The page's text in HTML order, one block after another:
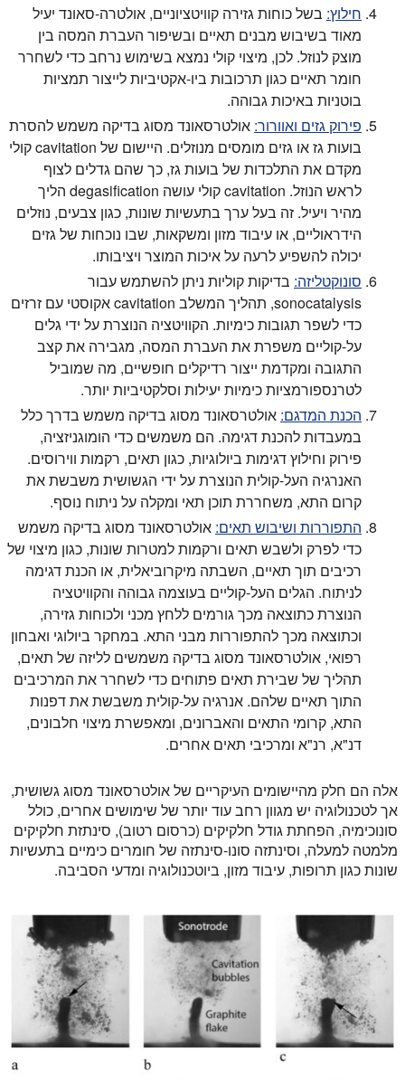
חילוץ: בשל כוחות גזירה קוויטציוניים, אולטרה-סאונד יעיל
מאוד בשיבוש מבנים תאיים ובשיפור העברת המסה בין
מוצק לנוזל. לכן, מיצוי קולי נמצא בשימוש נרחב כדי לשחרר
חומר תאיים כגון תרכובות ביו-אקטיביות לייצור תמציות
בוטניות באיכות גבוהה.
פירוק גזים ואוורור: אולטרסאונד מסוג בדיקה משמש להסרת
בועות גז או גזים מומסים מנוזלים. היישום של cavitation קולי
מקדם את התלכדות של בועות גז, כך שהם גדלים לצוף
לראש הנוזל. cavitation קולי עושה degasification הליך
מהיר ויעיל. זה בעל ערך בתעשיות שונות, כגון צבעים, נוזלים
הידראוליים, או עיבוד מזון ומשקאות, שבו נוכחות של גזים
יכולה להשפיע לרעה על איכות המוצר ויציבותו.
סונוקטליזה: בדיקות קוליות ניתן להשתמש עבור
sonocatalysis, תהליך המשלב cavitation אקוסטי עם זרזים
כדי לשפר תגובות כימיות. הקוויטציה הנוצרת על ידי גלים
על-קוליים משפרת את העברת המסה, מגבירה את קצב
התגובה ומקדמת ייצור רדיקלים חופשיים, מה שמוביל
לטרנספורמציות כימיות יעילות וסלקטיביות יותר.
הכנת המדגם: אולטרסאונד מסוג בדיקה משמש בדרך כלל
במעבדות להכנת דגימה. הם משמשים כדי הומוגניזציה,
פירוק וחילוץ דגימות ביולוגיות, כגון תאים, רקמות ווירוסים.
האנרגיה העל-קולית הנוצרת על ידי הגשושית משבשת את
קרום התא, משחררת תוכן תאי ומקלה על ניתוח נוסף.
התפוררות ושיבוש תאים: אולטרסאונד מסוג בדיקה משמש
כדי לפרק ולשבש תאים ורקמות למטרות שונות, כגון מיצוי של
רכיבים תוך תאיים, השבתה מיקרוביאלית, או הכנת דגימה
לניתוח. הגלים העל-קוליים בעוצמה גבוהה והקוויטציה
הנוצרת כתוצאה מכך גורמים ללחץ מכני ולכוחות גזירה,
וכתוצאה מכך להתפוררות מבני התא. במחקר ביולוגי ואבחון
רפואי, אולטרסאונד מסוג בדיקה משמשים לליזה של תאים,
תהליך של שבירת תאים פתוחים כדי לשחרר את המרכיבים
התוך תאיים שלהם. אנרגיה על-קולית משבשת את דפנות
התא, קרומי התאים והאברונים, ומאפשרת מיצוי חלבונים,
דנ"א, רנ"א ומרכיבי תאים אחרים.
אלה הם חלק מהיישומים העיקריים של אולטרסאונד מסוג גשושית,
אך לטכנולוגיה יש מגוון רחב עוד יותר של שימושים אחרים, כולל
סונוכימיה, הפחתת גודל חלקיקים (כרסום רטוב), סינתזת חלקיקים
מלמטה למעלה, וסינתזה סונו-סינתזה של חומרים כימיים בתעשיות
שונות כגון תרופות, עיבוד מזון, ביוטכנולוגיה ומדעי הסביבה.